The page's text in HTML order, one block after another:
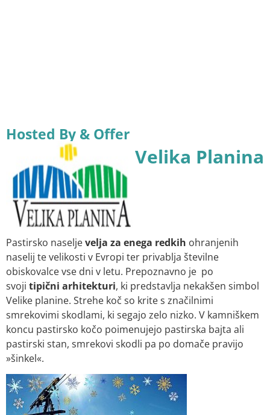
Hosted By & Offer
Velika Planina
Pastirsko naseljevelja za enega redkih ohranjenih
naselij te velikosti v Evropi ter privablja številne
obiskovalce vse dni v letu. Prepoznavno je po
svoji tipični arhitekturi, ki predstavlja nekakšen simbol
Velike planine. Strehe koč so krite s značilnimi
smrekovimi skodlami, ki segajo zelo nizko. V kamniškem
koncu pastirsko kočo poimenujejo pastirska bajta ali
pastirski stan, smrekovi skodli pa po domače pravijo
»šinkel«.